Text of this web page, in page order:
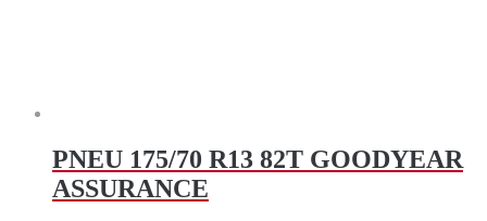
PNEU 175/70 R13 82T GOODYEAR
ASSURANCE